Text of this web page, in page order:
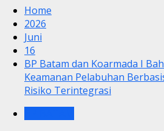
Home
2026
Juni
16
BP Batam dan Koarmada I
Keamanan Pelabuhan
Risiko Terintegrasi